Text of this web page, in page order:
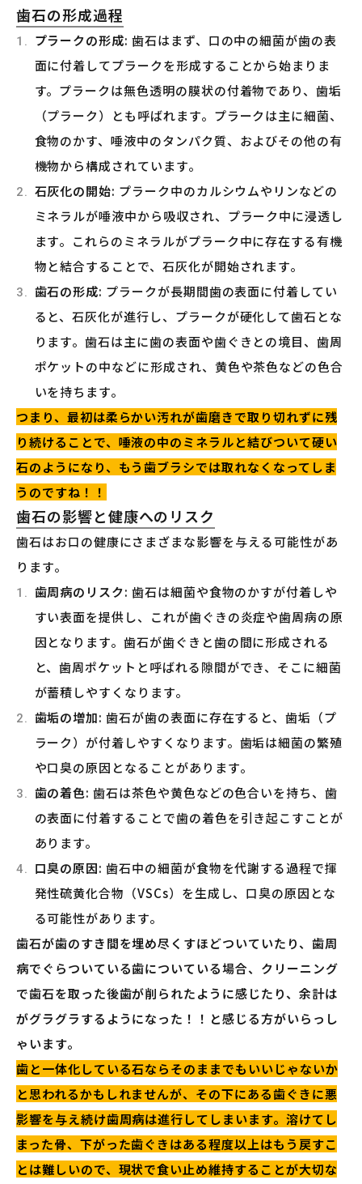
歯石の形成過程
プラークの形成: 歯石はまず、口の中の細菌が歯の表
面に付着してプラークを形成することから始まりま
す。プラークは無色透明の膜状の付着物であり、歯垢
（プラーク）とも呼ばれます。プラークは主に細菌、
食物のかす、唾液中のタンパク質、およびその他の有
機物から構成されています。
石灰化の開始: プラーク中のカルシウムやリンなどの
ミネラルが唾液中から吸収され、プラーク中に浸透し
ます。これらのミネラルがプラーク中に存在する有機
物と結合することで、石灰化が開始されます。
歯石の形成: プラークが長期間歯の表面に付着してい
ると、石灰化が進行し、プラークが硬化して歯石とな
ります。歯石は主に歯の表面や歯ぐきとの境目、歯周
ポケットの中などに形成され、黄色や茶色などの色合
いを持ちます。
つまり、最初は柔らかい汚れが歯磨きで取り切れずに残
り続けることで、唾液の中のミネラルと結びついて硬い
石のようになり、もう歯ブラシでは取れなくなってしま
うのですね！！
歯石の影響と健康へのリスク
歯石はお口の健康にさまざまな影響を与える可能性があ
ります。
歯周病のリスク: 歯石は細菌や食物のかすが付着しや
すい表面を提供し、これが歯ぐきの炎症や歯周病の原
因となります。歯石が歯ぐきと歯の間に形成される
と、歯周ポケットと呼ばれる隙間ができ、そこに細菌
が蓄積しやすくなります。
歯垢の増加: 歯石が歯の表面に存在すると、歯垢（プ
ラーク）が付着しやすくなります。歯垢は細菌の繁殖
や口臭の原因となることがあります。
歯の着色: 歯石は茶色や黄色などの色合いを持ち、歯
の表面に付着することで歯の着色を引き起こすことが
あります。
口臭の原因: 歯石中の細菌が食物を代謝する過程で揮
発性硫黄化合物（VSCs）を生成し、口臭の原因とな
る可能性があります。
歯石が歯のすき間を埋め尽くすほどついていたり、歯周
病でぐらついている歯についている場合、クリーニング
で歯石を取った後歯が削られたように感じたり、余計は
がグラグラするようになった！！と感じる方がいらっし
ゃいます。
歯と一体化している石ならそのままでもいいじゃないか
と思われるかもしれませんが、その下にある歯ぐきに悪
影響を与え続け歯周病は進行してしまいます。溶けてし
まった骨、下がった歯ぐきはある程度以上はもう戻すこ
とは難しいので、現状で食い止め維持することが大切な